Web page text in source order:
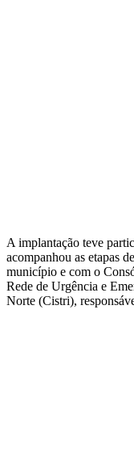
A implantação teve
acompanhou as etapas
município e com o
Rede de Urgência e
Norte (Cistri),